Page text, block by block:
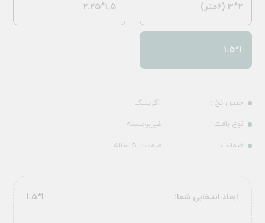
جنس نخ :
آکریلیک
نوع بافت :
غیربرجسته
ضمانت :
ضمانت 5 ساله
2*3 (6متر) 1.5*2.25
1*1.5
ابعاد انتخابی شما: 1*1.5